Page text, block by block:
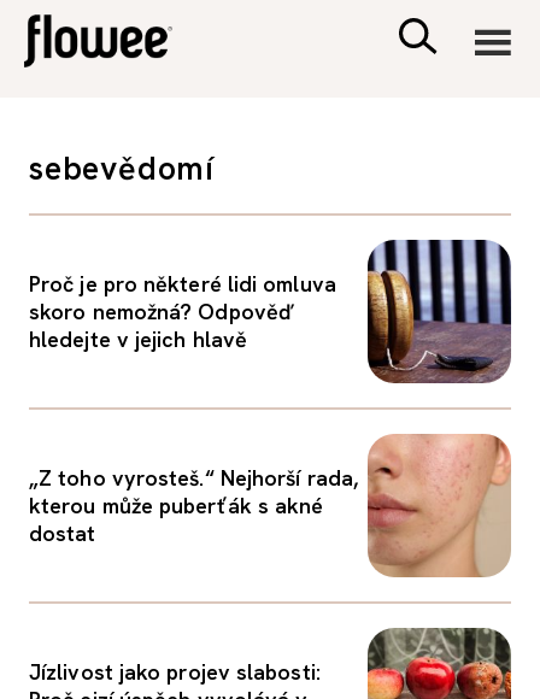
PSYCHOLOGIE
RODINA A DĚTI
PORADNA
sebevědomí
Proč je pro některé lidi omluva
skoro nemožná? Odpověď
hledejte v jejich hlavě
„Z toho vyrosteš.“ Nejhorší rada,
kterou může puberťák s akné
dostat
Jízlivost jako projev slabosti: